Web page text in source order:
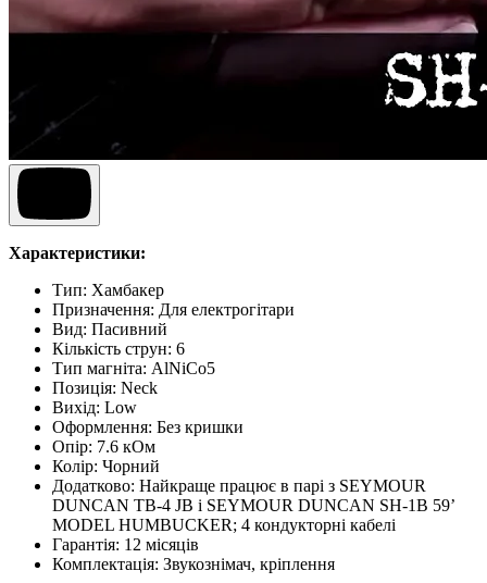
Характеристики:
Тип: Хамбакер
Призначення: Для електрогітари
Вид: Пасивний
Кількість струн: 6
Тип магніта: AlNiCo5
Позиція: Neck
Вихід: Low
Оформлення: Без кришки
Опір: 7.6 кОм
Колір: Чорний
Додатково: Найкраще працює в парі з SEYMOUR
DUNCAN TB-4 JB і SEYMOUR DUNCAN SH-1B 59’
MODEL HUMBUCKER; 4 кондукторні кабелі
Гарантія: 12 місяців
Комплектація: Звукознімач, кріплення